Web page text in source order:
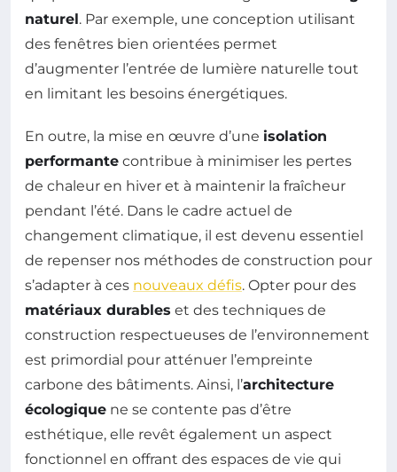
naturel. Par exemple, une conception utilisant
des fenêtres bien orientées permet
d’augmenter l’entrée de lumière naturelle tout
en limitant les besoins énergétiques.
En outre, la mise en œuvre d’une isolation
performante contribue à minimiser les pertes
de chaleur en hiver et à maintenir la fraîcheur
pendant l’été. Dans le cadre actuel de
changement climatique, il est devenu essentiel
de repenser nos méthodes de construction pour
s’adapter à ces nouveaux défis. Opter pour des
matériaux durables et des techniques de
construction respectueuses de l’environnement
est primordial pour atténuer l’empreinte
carbone des bâtiments. Ainsi, l’architecture
écologique ne se contente pas d’être
esthétique, elle revêt également un aspect
fonctionnel en offrant des espaces de vie qui